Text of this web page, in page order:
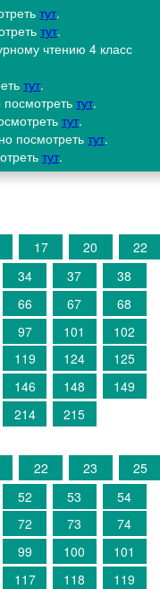
тут.
тут.
чтению 4 класс
тут.
тут.
тут.
посмотреть тут.
тут.
17 20
22
34 37
38
66 67
68
97 101
102
119 124
125
146 148
149
214 215
22 23
25
52 53
54
72 73
74
99 100
101
117 118
119